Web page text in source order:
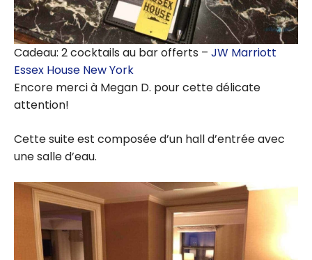
Cadeau: 2 cocktails au bar offerts – JW Marriott
Essex House New York
Encore merci à Megan D. pour cette délicate
attention!
Cette suite est composée d’un hall d’entrée avec
une salle d’eau.